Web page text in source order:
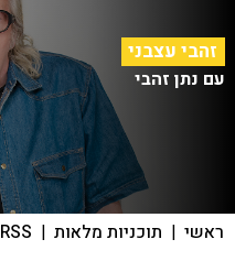
זהבי עצבני
עם נתן זהבי
ראשי | תוכניות מלאות |
RSS